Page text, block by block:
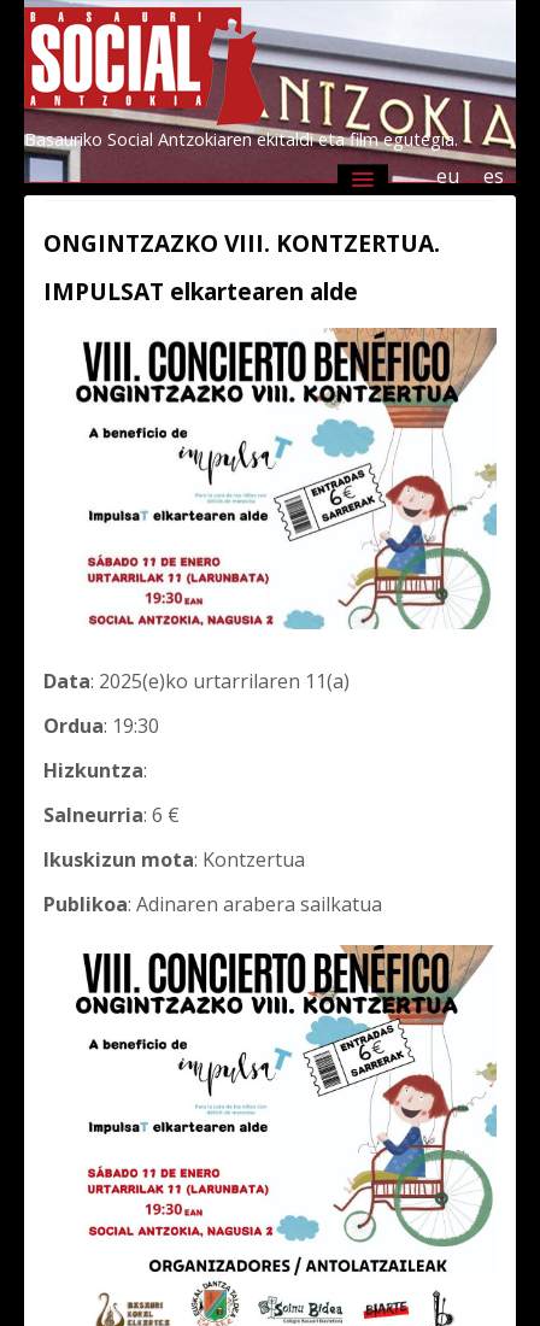
Basauriko Social Antzokiaren ekitaldi eta film egutegia.
es
eu
ONGINTZAZKO VIII. KONTZERTUA.
IMPULSAT elkartearen alde
Data: 2025(e)ko urtarrilaren 11(a)
Ordua: 19:30
Hizkuntza:
Salneurria: 6 €
Ikuskizun mota: Kontzertua
Publikoa: Adinaren arabera sailkatua